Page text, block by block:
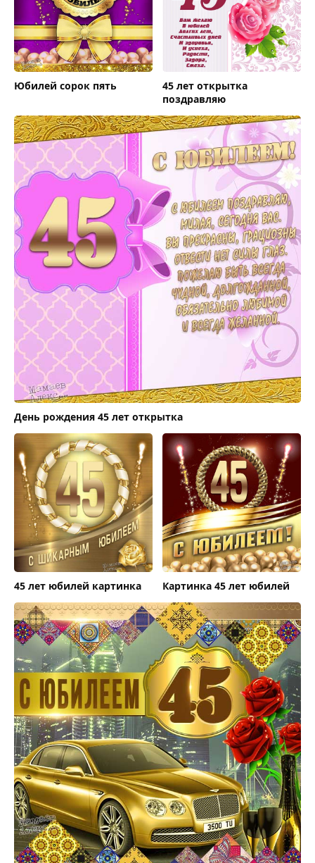
Юбилей сорок пять
45 лет открытка
поздравляю
День рождения 45 лет открытка
45 лет юбилей картинка Картинка 45 лет юбилей